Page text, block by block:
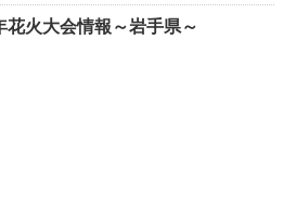
花火大会情報～岩手県～